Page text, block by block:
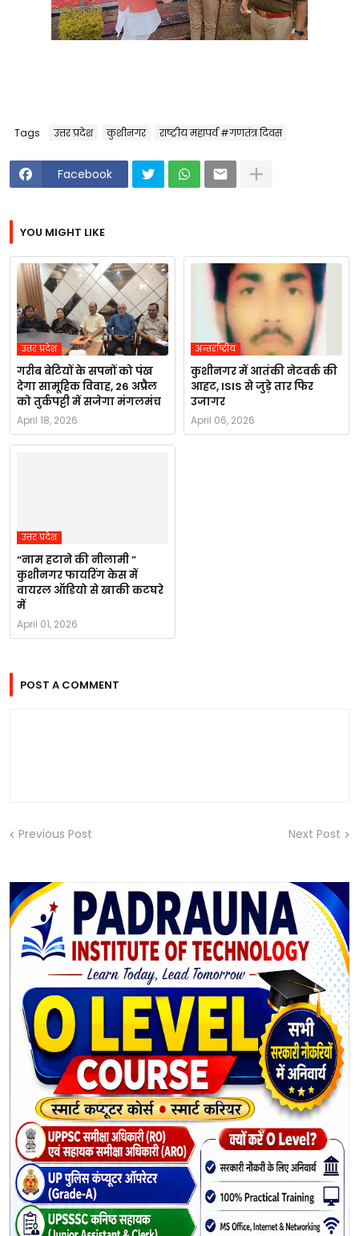
Tags उत्तर प्रदेश कुशीनगर राष्ट्रीय महापर्व #गणतंत्र दिवस
Facebook
YOU MIGHT LIKE
उत्तर प्रदेश
गरीब बेटियों के सपनों को पंख
देगा सामूहिक विवाह, 26 अप्रैल
को तुर्कपट्टी में सजेगा मंगलमंच
April 18, 2026
अन्तर्राष्ट्रीय
कुशीनगर में आतंकी नेटवर्क की
आहट, ISIS से जुड़े तार फिर
उजागर
April 06, 2026
उत्तर प्रदेश
“नाम हटाने की नीलामी ”
कुशीनगर फायरिंग केस में
वायरल ऑडियो से खाकी कटघरे
में
April 01, 2026
POST A COMMENT
Previous Post Next Post